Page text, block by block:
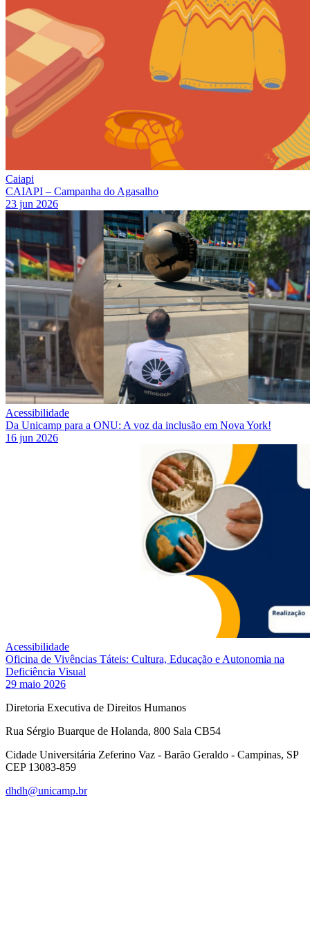
Caiapi
CAIAPI – Campanha do Agasalho
23 jun 2026
Acessibilidade
Da Unicamp para a ONU: A voz da inclusão em Nova York!
16 jun 2026
Acessibilidade
Oficina de Vivências Táteis: Cultura, Educação e Autonomia na
Deficiência Visual
29 maio 2026
Diretoria Executiva de Direitos Humanos
Rua Sérgio Buarque de Holanda, 800 Sala CB54
Cidade Universitária Zeferino Vaz - Barão Geraldo - Campinas, SP
CEP 13083-859
dhdh@unicamp.br